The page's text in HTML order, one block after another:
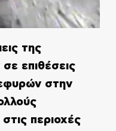
της
επιθέσεις
στην
περιοχές